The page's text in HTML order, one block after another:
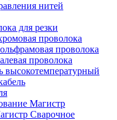
нитей
для резки
проволока
проволока
проволока
высокотемпературный
Магистр
Сварочное